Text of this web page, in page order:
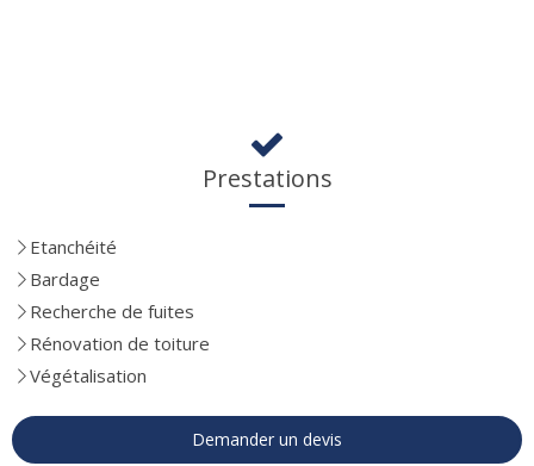
Prestations
Etanchéité
Bardage
Recherche de fuites
Rénovation de toiture
Végétalisation
Demander un devis